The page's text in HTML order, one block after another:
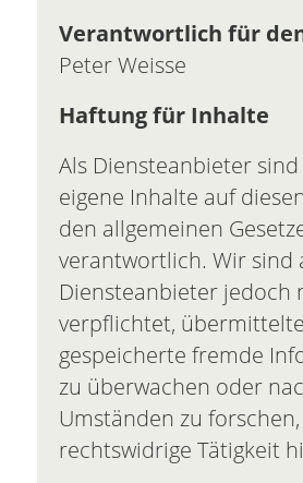
Verantwortlich für
Peter Weisse
Haftung für Inhalte
Als Diensteanbieter
eigene Inhalte auf
den allgemeinen
verantwortlich. Wir sind
Diensteanbieter jedoch
verpflichtet,
gespeicherte fremde
zu überwachen oder
Umständen zu
rechtswidrige Tätigkeit